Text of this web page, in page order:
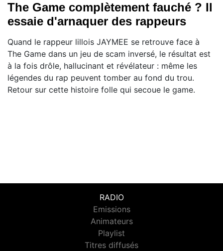
The Game complètement fauché ? Il
essaie d'arnaquer des rappeurs
Quand le rappeur lillois JAYMEE se retrouve face à
The Game dans un jeu de scam inversé, le résultat est
à la fois drôle, hallucinant et révélateur : même les
légendes du rap peuvent tomber au fond du trou.
Retour sur cette histoire folle qui secoue le game.
RADIO
Emissions
Animateurs
Playlist
Titres diffusés